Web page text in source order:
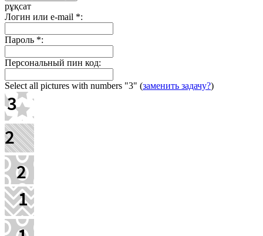
рұқсат
Логин или e-mail *:
Пароль *:
Персональный пин код:
Select all pictures with numbers "3" (заменить задачу?)